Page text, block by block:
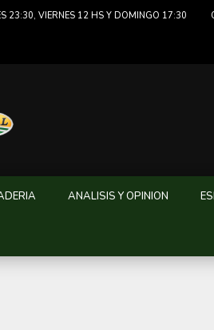
23:30, VIERNES 12 HS Y DOMINGO 17:30
ANALISIS Y OPINION